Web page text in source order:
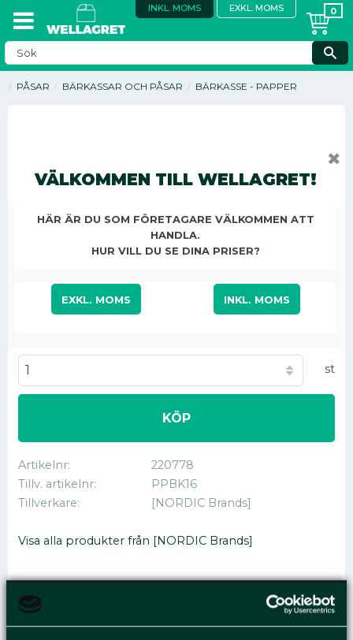
INKL. MOMS EXKL. MOMS
PÅSAR BÄRKASSAR OCH PÅSAR BÄRKASSE - PAPPER
616,50 ST
st
KÖP
Artikelnr
220778
Tillv. artikelnr
PPBK16
Tillverkare
[NORDIC Brands]
Visa alla produkter från [NORDIC Brands]
BÄRKASSE PAPPER 16L
VÄLKOMMEN TILL WELLAGRET!
HÄR ÄR DU SOM FÖRETAGARE VÄLKOMMEN ATT
HANDLA.
HUR VILL DU SE DINA PRISER?
EXKL. MOMS INKL. MOMS
✖